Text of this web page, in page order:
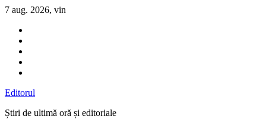
Sari
conținut
7 aug. 2026, vin
Editorul
Știri de ultimă oră și editoriale